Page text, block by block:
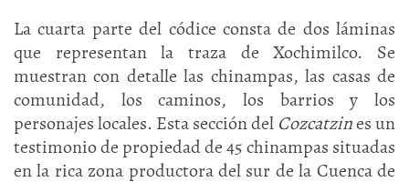
La cuarta parte del códice consta de dos láminas
que representan la traza de Xochimilco. Se
muestran con detalle las chinampas, las casas de
comunidad, los caminos, los barrios y los
personajes locales. Esta sección del Cozcatzines un
testimonio de propiedad de 45 chinampas situadas
en la rica zona productora del sur de la Cuenca de